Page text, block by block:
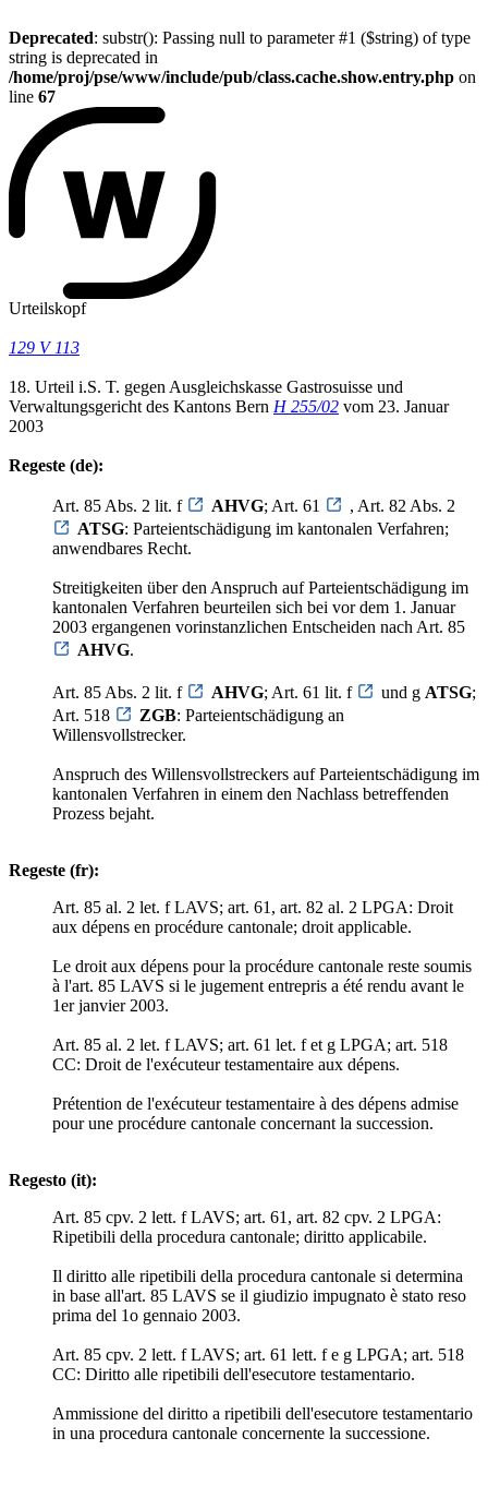
Deprecated: substr(): Passing null to parameter #1 ($string) of type
string is deprecated in
/home/proj/pse/www/include/pub/class.cache.show.entry.php on
line 67
Urteilskopf
129 V 113
18. Urteil i.S. T. gegen Ausgleichskasse Gastrosuisse und
Verwaltungsgericht des Kantons Bern H 255/02 vom 23. Januar
2003
Regeste (de):
Art. 85 Abs. 2 lit. f AHVG; Art. 61
, Art. 82 Abs. 2
ATSG: Parteientschädigung im kantonalen Verfahren;
anwendbares Recht.
Streitigkeiten über den Anspruch auf Parteientschädigung im
kantonalen Verfahren beurteilen sich bei vor dem 1. Januar
2003 ergangenen vorinstanzlichen Entscheiden nach Art. 85
AHVG.
Art. 85 Abs. 2 lit. f AHVG; Art. 61 lit. f und g ATSG;
Art. 518
ZGB: Parteientschädigung an
Willensvollstrecker.
Anspruch des Willensvollstreckers auf Parteientschädigung im
kantonalen Verfahren in einem den Nachlass betreffenden
Prozess bejaht.
Regeste (fr):
Art. 85 al. 2 let. f LAVS; art. 61, art. 82 al. 2 LPGA: Droit
aux dépens en procédure cantonale; droit applicable.
Le droit aux dépens pour la procédure cantonale reste soumis
à l'art. 85 LAVS si le jugement entrepris a été rendu avant le
1er janvier 2003.
Art. 85 al. 2 let. f LAVS; art. 61 let. f et g LPGA; art. 518
CC: Droit de l'exécuteur testamentaire aux dépens.
Prétention de l'exécuteur testamentaire à des dépens admise
pour une procédure cantonale concernant la succession.
Regesto (it):
Art. 85 cpv. 2 lett. f LAVS; art. 61, art. 82 cpv. 2 LPGA:
Ripetibili della procedura cantonale; diritto applicabile.
Il diritto alle ripetibili della procedura cantonale si determina
in base all'art. 85 LAVS se il giudizio impugnato è stato reso
prima del 1o gennaio 2003.
Art. 85 cpv. 2 lett. f LAVS; art. 61 lett. f e g LPGA; art. 518
CC: Diritto alle ripetibili dell'esecutore testamentario.
Ammissione del diritto a ripetibili dell'esecutore testamentario
in una procedura cantonale concernente la successione.